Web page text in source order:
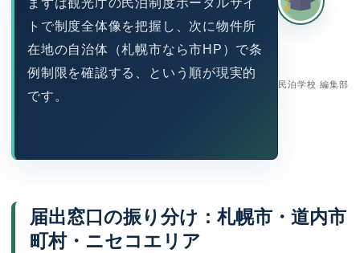
民泊学校 編集部
まずは観光庁の民泊制度ポータルサイ
トで制度全体像を把握し、次に物件所
在地の自治体（札幌市なら市HP）で条
例制限を確認する、という順が現実的
です。
届出窓口の振り分け：札幌市・道内市
町村・ニセコエリア